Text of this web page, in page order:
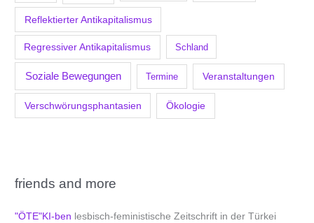
Reflektierter Antikapitalismus
Regressiver Antikapitalismus Schland
Soziale Bewegungen Termine Veranstaltungen
Verschwörungsphantasien Ökologie
friends and more
"ÖTE"KI-ben lesbisch-feministische Zeitschrift in der Türkei